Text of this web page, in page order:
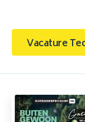
Vacature